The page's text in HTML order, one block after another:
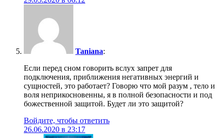
Taniana:
Если перед сном говорить вслух запрет для
подключения, приближения негативных энергий и
сущностей, это работает? Говорю что мой разум , тело и
воля неприкосновенны, я в полной безопасности и под
божественной защитой. Будет ли это защитой?
Войдите, чтобы ответить
26.06.2020 в 23:17